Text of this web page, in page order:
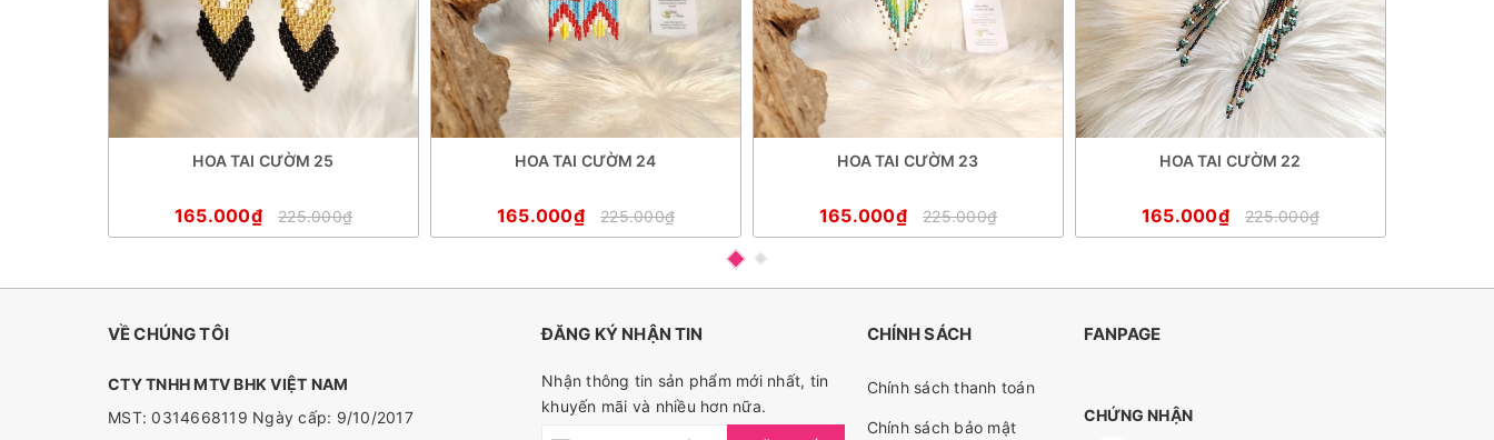
HOA TAI CƯỜM 25
165.000₫ 225.000₫
HOA TAI CƯỜM 24
165.000₫ 225.000₫
HOA TAI CƯỜM 23
165.000₫ 225.000₫
HOA TAI CƯỜM 22
165.000₫ 225.000₫
VỀ CHÚNG TÔI
CTY TNHH MTV BHK VIỆT NAM
MST: 0314668119 Ngày cấp: 9/10/2017
ĐĂNG KÝ NHẬN TIN
Nhận thông tin sản phẩm mới nhất, tin
khuyến mãi và nhiều hơn nữa.
CHÍNH SÁCH
Chính sách thanh toán
Chính sách bảo mật
FANPAGE
CHỨNG NHẬN